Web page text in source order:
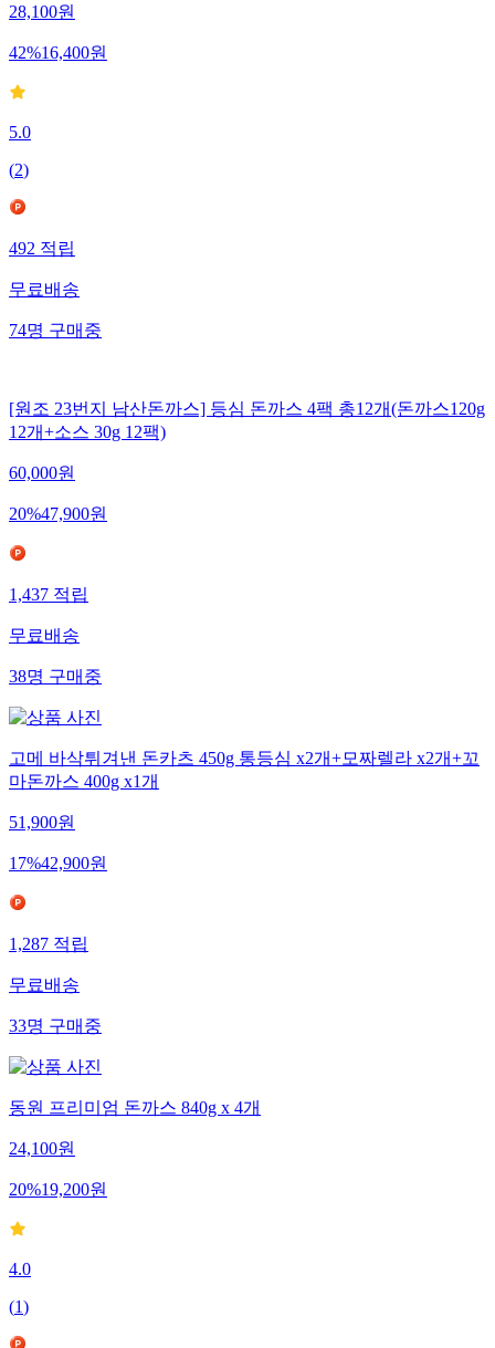
28,100원
42%16,400원
5.0
(2)
492적립
무료배송
74명구매중
[원조 23번지 남산돈까스] 등심 돈까스 4팩 총12개(돈까스120g
12개+소스 30g 12팩)
60,000원
20%47,900원
1,437적립
무료배송
38명구매중
고메 바삭튀겨낸 돈카츠 450g 통등심 x2개+모짜렐라 x2개+꼬
마돈까스 400g x1개
51,900원
17%42,900원
1,287적립
무료배송
33명구매중
동원 프리미엄 돈까스 840g x 4개
24,100원
20%19,200원
4.0
(1)